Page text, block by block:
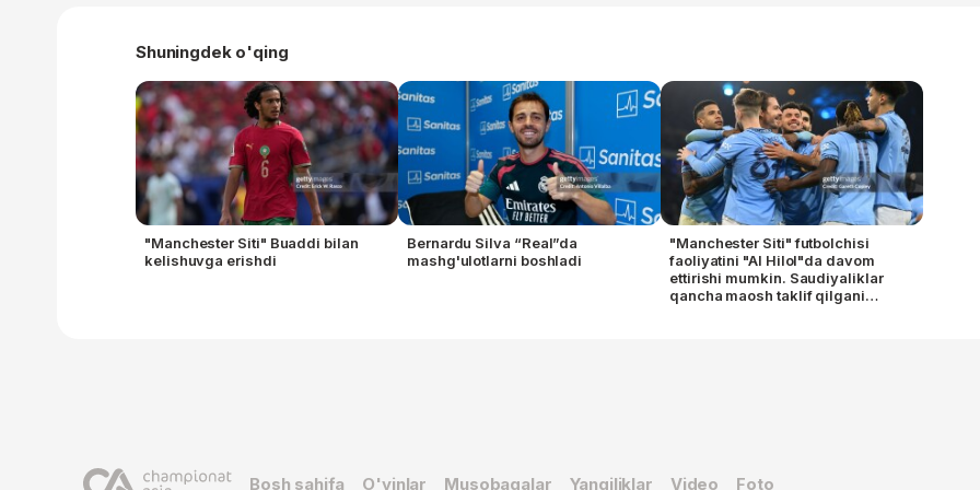
Shuningdek o'qing
"Manchester Siti" Buaddi bilan
kelishuvga erishdi
Bernardu Silva “Real”da
mashg'ulotlarni boshladi
"Manchester Siti" futbolchisi
faoliyatini "Al Hilol"da davom
ettirishi mumkin. Saudiyaliklar
qancha maosh taklif qilgani
Bosh sahifa O'yinlar Musobaqalar Yangiliklar Video Foto